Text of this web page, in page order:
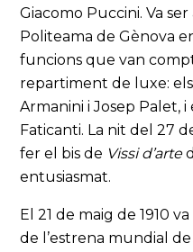
Giacomo Puccini. Va
Politeama de Gènova
funcions que van
repartiment de luxe:
Armanini i Josep Palet,
Faticanti. La nit del 27
fer el bis de Vissi d’arte
entusiasmat.
El 21 de maig de 1910
de l’estrena mundial de